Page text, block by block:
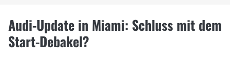
Audi-Update in Miami: Schluss mit dem
Start-Debakel?